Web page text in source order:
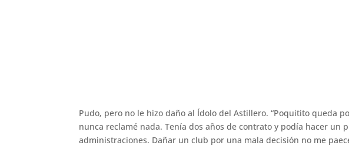
Pudo, pero no le hizo daño al Ídolo del Astillero. “Poquitito queda
nunca reclamé nada. Tenía dos años de contrato y podía hacer
administraciones. Dañar un club por una mala decisión no me